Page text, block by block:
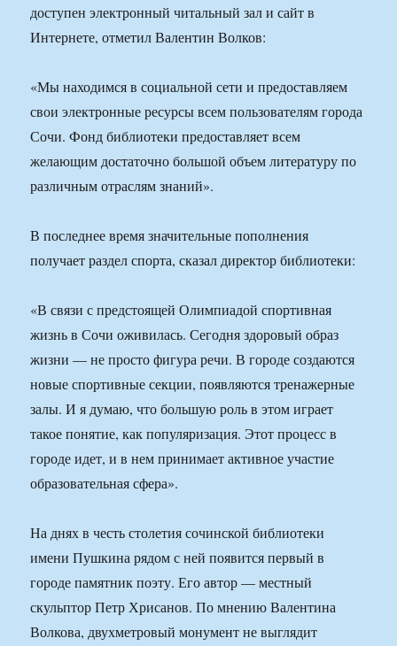
доступен электронный читальный зал и сайт в
Интернете, отметил Валентин Волков:
«Мы находимся в социальной сети и предоставляем
свои электронные ресурсы всем пользователям города
Сочи. Фонд библиотеки предоставляет всем
желающим достаточно большой объем литературу по
различным отраслям знаний».
В последнее время значительные пополнения
получает раздел спорта, сказал директор библиотеки:
«В связи с предстоящей Олимпиадой спортивная
жизнь в Сочи оживилась. Сегодня здоровый образ
жизни — не просто фигура речи. В городе создаются
новые спортивные секции, появляются тренажерные
залы. И я думаю, что большую роль в этом играет
такое понятие, как популяризация. Этот процесс в
городе идет, и в нем принимает активное участие
образовательная сфера».
На днях в честь столетия сочинской библиотеки
имени Пушкина рядом с ней появится первый в
городе памятник поэту. Его автор — местный
скульптор Петр Хрисанов. По мнению Валентина
Волкова, двухметровый монумент не выглядит